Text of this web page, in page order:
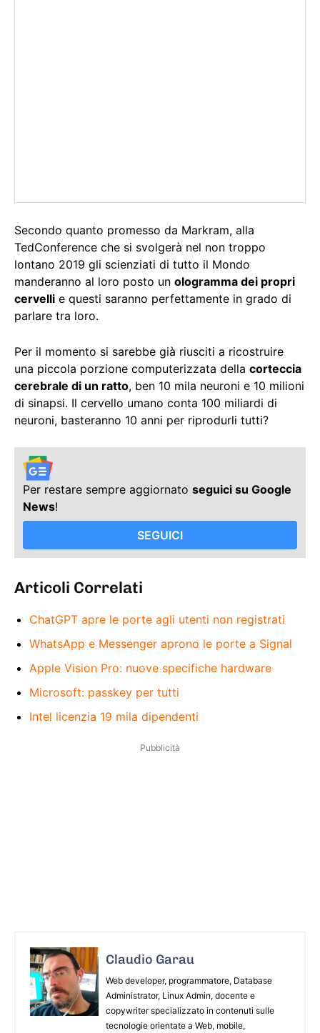
Secondo quanto promesso da Markram, alla
TedConference che si svolgerà nel non troppo
lontano 2019 gli scienziati di tutto il Mondo
manderanno al loro posto un ologramma dei propri
cervelli e questi saranno perfettamente in grado di
parlare tra loro.
Per il momento si sarebbe già riusciti a ricostruire
una piccola porzione computerizzata della corteccia
cerebrale di un ratto, ben 10 mila neuroni e 10 milioni
di sinapsi. Il cervello umano conta 100 miliardi di
neuroni, basteranno 10 anni per riprodurli tutti?
Per restare sempre aggiornato seguici su Google
News!
SEGUICI
Articoli Correlati
ChatGPT apre le porte agli utenti non registrati
WhatsApp e Messenger aprono le porte a Signal
Apple Vision Pro: nuove specifiche hardware
Microsoft: passkey per tutti
Intel licenzia 19 mila dipendenti
Pubblicità
Claudio Garau
Web developer, programmatore, Database
Administrator, Linux Admin, docente e
copywriter specializzato in contenuti sulle
tecnologie orientate a Web, mobile,